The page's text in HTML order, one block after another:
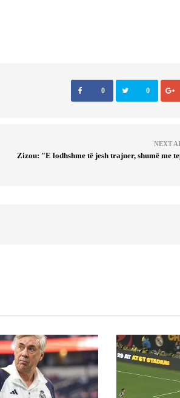
0 0
NEXT
Zizou: "E lodhshme të jesh trajner, shumë me